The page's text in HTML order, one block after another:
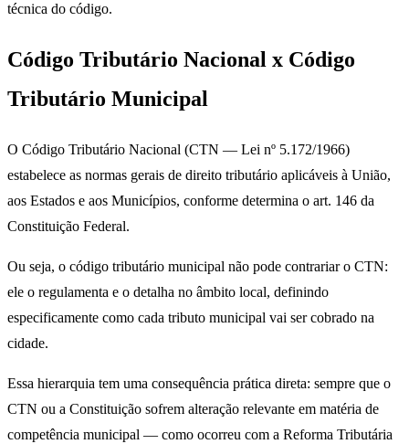
técnica do código.
Código Tributário Nacional x Código
Tributário Municipal
O Código Tributário Nacional (CTN — Lei nº 5.172/1966)
estabelece as normas gerais de direito tributário aplicáveis à União,
aos Estados e aos Municípios, conforme determina o art. 146 da
Constituição Federal.
Ou seja, o código tributário municipal não pode contrariar o CTN:
ele o regulamenta e o detalha no âmbito local, definindo
especificamente como cada tributo municipal vai ser cobrado na
cidade.
Essa hierarquia tem uma consequência prática direta: sempre que o
CTN ou a Constituição sofrem alteração relevante em matéria de
competência municipal — como ocorreu com a Reforma Tributária